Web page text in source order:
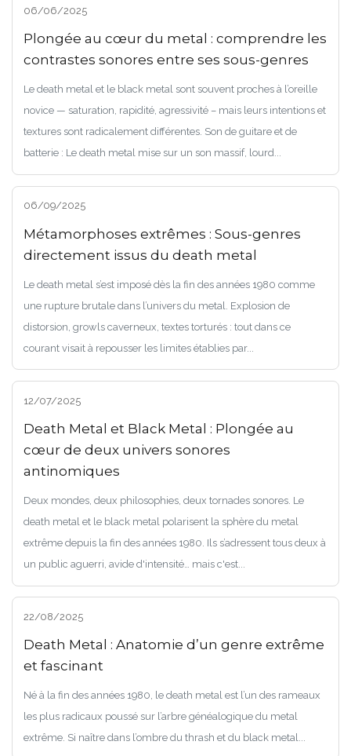
06/06/2025
Plongée au cœur du metal : comprendre les
contrastes sonores entre ses sous-genres
Le death metal et le black metal sont souvent proches à l’oreille
novice — saturation, rapidité, agressivité – mais leurs intentions et
textures sont radicalement différentes. Son de guitare et de
batterie : Le death metal mise sur un son massif, lourd...
06/09/2025
Métamorphoses extrêmes : Sous-genres
directement issus du death metal
Le death metal s’est imposé dès la fin des années 1980 comme
une rupture brutale dans l’univers du metal. Explosion de
distorsion, growls caverneux, textes torturés : tout dans ce
courant visait à repousser les limites établies par...
12/07/2025
Death Metal et Black Metal : Plongée au
cœur de deux univers sonores
antinomiques
Deux mondes, deux philosophies, deux tornades sonores. Le
death metal et le black metal polarisent la sphère du metal
extrême depuis la fin des années 1980. Ils s’adressent tous deux à
un public aguerri, avide d'intensité… mais c'est...
22/08/2025
Death Metal : Anatomie d’un genre extrême
et fascinant
Né à la fin des années 1980, le death metal est l’un des rameaux
les plus radicaux poussé sur l’arbre généalogique du metal
extrême. Si naître dans l’ombre du thrash et du black metal...